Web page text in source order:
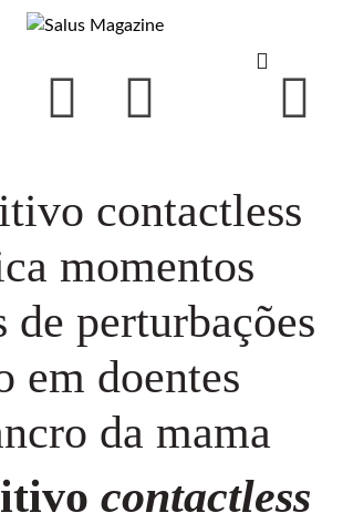
contactless
momentos
perturbações
em doentes
da mama
contactless